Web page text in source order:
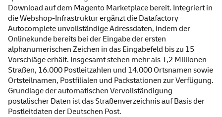
Download auf dem Magento Marketplace bereit. Integriert in
die Webshop-Infrastruktur ergänzt die Datafactory
Autocomplete unvollständige Adressdaten, indem der
Onlinekunde bereits bei der Eingabe der ersten
alphanumerischen Zeichen in das Eingabefeld bis zu 15
Vorschläge erhält. Insgesamt stehen mehr als 1,2 Millionen
Straßen, 16.000 Postleitzahlen und 14.000 Ortsnamen sowie
Ortsteilnamen, Postfilialen und Packstationen zur Verfügung.
Grundlage der automatischen Vervollständigung
postalischer Daten ist das Straßenverzeichnis auf Basis der
Postleitdaten der Deutschen Post.